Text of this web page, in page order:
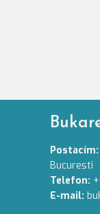
Postacím:
Bucuresti
Telefon:
E-mail: